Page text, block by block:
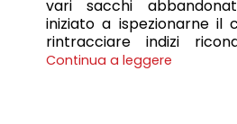
vari sacchi
iniziato a ispezionarne il
rintracciare indizi
Continua a leggere